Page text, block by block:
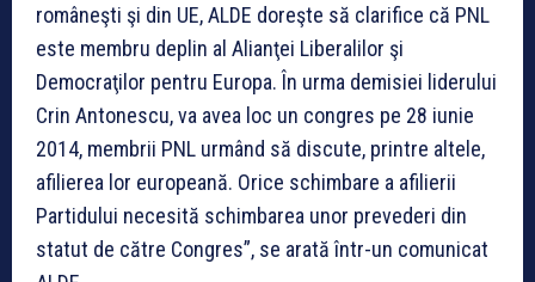
româneşti şi din UE, ALDE doreşte să clarifice că PNL
este membru deplin al Alianţei Liberalilor şi
Democraţilor pentru Europa. În urma demisiei liderului
Crin Antonescu, va avea loc un congres pe 28 iunie
2014, membrii PNL urmând să discute, printre altele,
afilierea lor europeană. Orice schimbare a afilierii
Partidului necesită schimbarea unor prevederi din
statut de către Congres”, se arată într-un comunicat